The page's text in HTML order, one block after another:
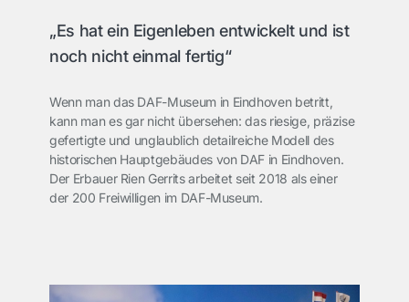
„Es hat ein Eigenleben entwickelt und ist
noch nicht einmal fertig“
Wenn man das DAF-Museum in Eindhoven betritt,
kann man es gar nicht übersehen: das riesige, präzise
gefertigte und unglaublich detailreiche Modell des
historischen Hauptgebäudes von DAF in Eindhoven.
Der Erbauer Rien Gerrits arbeitet seit 2018 als einer
der 200 Freiwilligen im DAF-Museum.